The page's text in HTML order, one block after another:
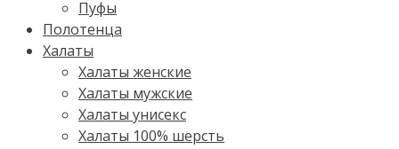
Пуфы
Полотенца
Халаты
Халаты женские
Халаты мужские
Халаты унисекс
Халаты 100% шерсть